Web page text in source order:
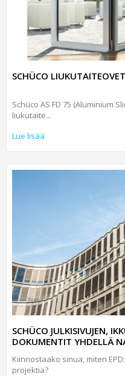
SCHÜCO
Schüco AS FD 75 (Aluminium
liukutaite...
Lue lisää
SCHÜCO JULKISIVUJEN,
DOKUMENTIT YHDELLÄ
Kiinnostaako sinua, miten
projektia?